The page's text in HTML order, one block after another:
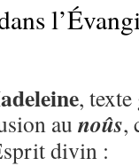
,
au noûs,
divin :